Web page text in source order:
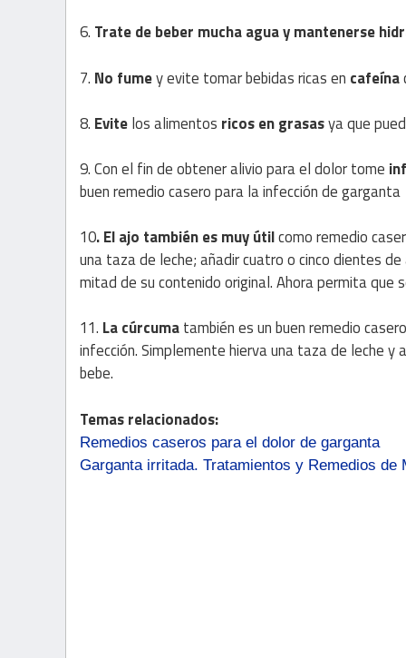
6. Trate de beber mucha agua y mantenerse
7. No fumey evite tomar bebidas ricas en cafeína
8. Evitelos alimentos ricos en grasasya que
9. Con el fin de obtener alivio para el dolor tome
buen remedio casero para la infección de garganta
10. El ajo también es muy útilcomo remedio
una taza de leche; añadir cuatro o cinco dientes
mitad de su contenido original. Ahora permita que
11. La cúrcumatambién es un buen remedio
infección. Simplemente hierva una taza de leche y
bebe.
Temas relacionados:
Remedios caseros para el dolor de garganta
Garganta irritada. Tratamientos y Remedios de